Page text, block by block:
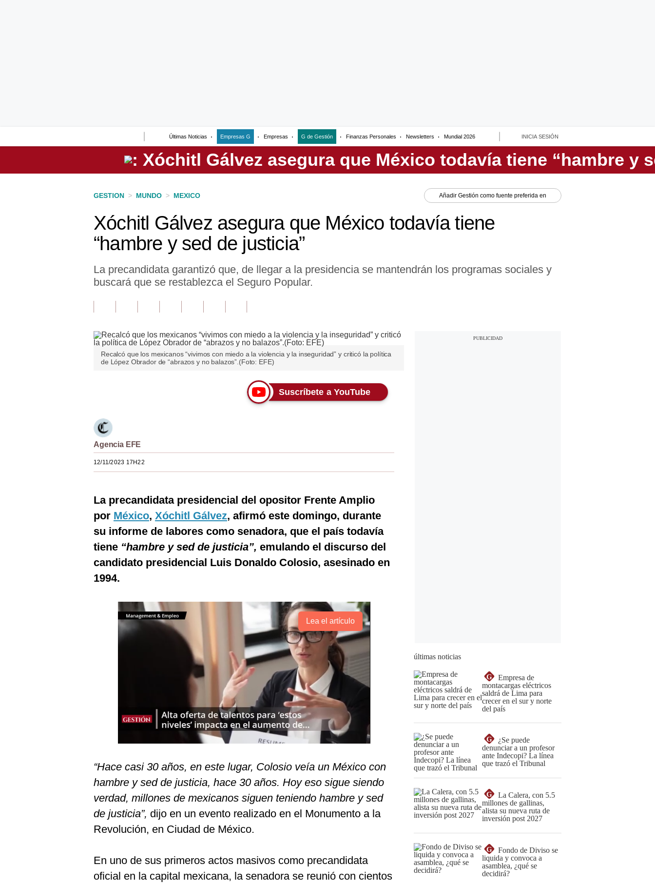
Últimas Noticias Empresas G Empresas G de Gestión Finanzas Personales Newsletters Mundial 2026 INICIA SESIÓN
Perú
GESTION > MUNDO > MEXICO Añadir Gestión como fuente preferida en
Xóchitl Gálvez asegura que México todavía tiene
“hambre y sed de justicia”
La precandidata garantizó que, de llegar a la presidencia se mantendrán los programas sociales y
buscará que se restablezca el Seguro Popular.
Recalcó que los mexicanos “vivimos con miedo a la violencia y la inseguridad” y criticó la política
de López Obrador de “abrazos y no balazos”.(Foto: EFE)
Suscríbete a YouTube
Agencia EFE
12/11/2023 17H22
La precandidata presidencial del opositor Frente Amplio
por México, Xóchitl Gálvez, afirmó este domingo, durante
su informe de labores como senadora, que el país todavía
tiene “hambre y sed de justicia”, emulando el discurso del
candidato presidencial Luis Donaldo Colosio, asesinado en
1994.
Lea el artículo
“Hace casi 30 años, en este lugar, Colosio veía un México con
hambre y sed de justicia, hace 30 años. Hoy eso sigue siendo
verdad, millones de mexicanos siguen teniendo hambre y sed
de justicia”, dijo en un evento realizado en el Monumento a la
Revolución, en Ciudad de México.
En uno de sus primeros actos masivos como precandidata
oficial en la capital mexicana, la senadora se reunió con cientos
últimas noticias
G
Empresa de
montacargas eléctricos
saldrá de Lima para
crecer en el sur y norte
del país
G
¿Se puede
denunciar a un profesor
ante Indecopi? La línea
que trazó el Tribunal
G
La Calera, con 5.5
millones de gallinas,
alista su nueva ruta de
inversión post 2027
G
Fondo de Diviso se
liquida y convoca a
asamblea, ¿qué se
decidirá?